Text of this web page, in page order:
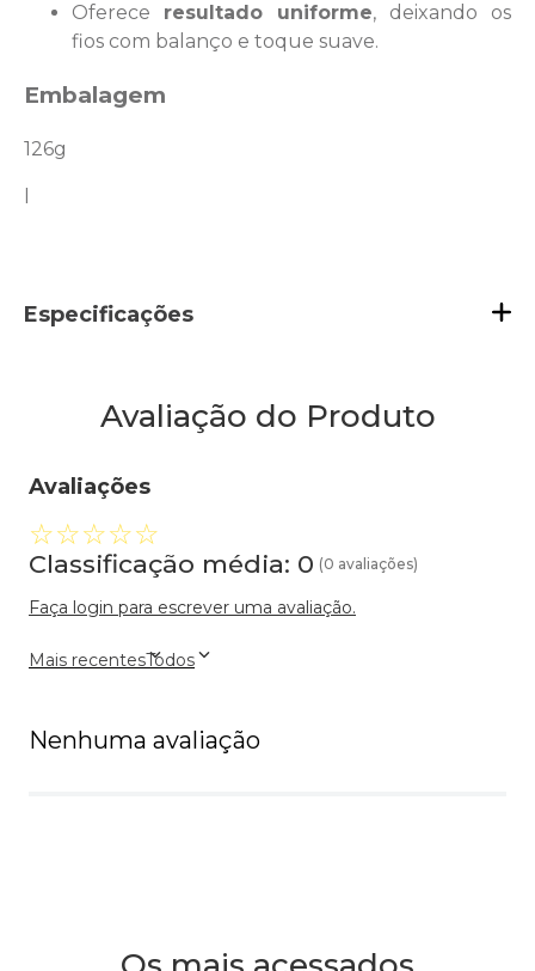
Oferece resultado uniforme, deixando os
fios com balanço e toque suave.
Embalagem
126g
Especificações
Avaliação do Produto
Avaliações
☆☆☆☆☆
Classificação média: 0 (0 avaliações)
Faça login para escrever uma avaliação.
Mais recentesTodos
Nenhuma avaliação